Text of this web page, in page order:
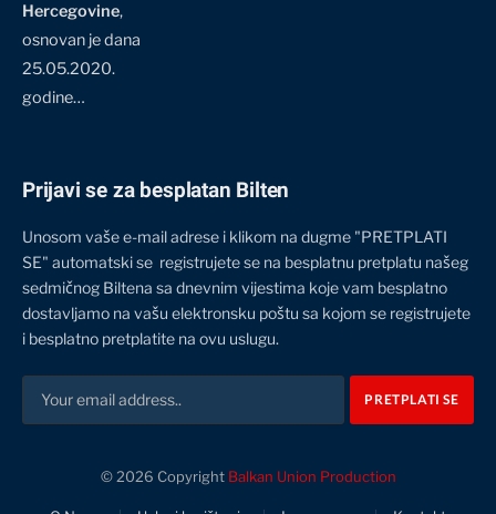
Hercegovine,
osnovan je dana
25.05.2020.
godine…
Prijavi se za besplatan Bilten
Unosom vaše e-mail adrese i klikom na dugme "PRETPLATI
SE" automatski se registrujete se na besplatnu pretplatu našeg
sedmičnog Biltena sa dnevnim vijestima koje vam besplatno
dostavljamo na vašu elektronsku poštu sa kojom se registrujete
i besplatno pretplatite na ovu uslugu.
© 2026 Copyright Balkan Union Production